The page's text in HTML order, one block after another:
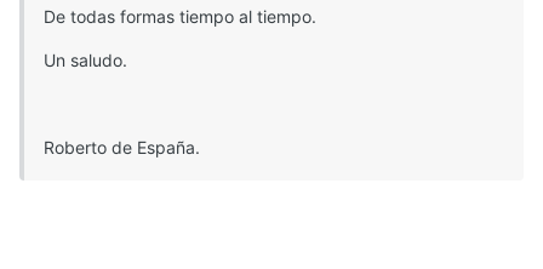
De todas formas tiempo al tiempo.
Un saludo.
Roberto de España.